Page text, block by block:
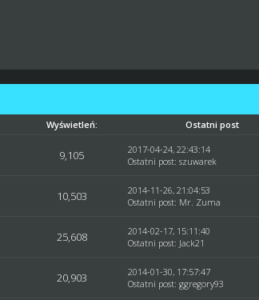
Wyświetleń: Ostatni post
9,105
2017-04-24, 22:43:14
Ostatni post:szuwarek
10,503
2014-11-26, 21:04:53
Ostatni post: Mr. Zuma
25,608
2014-02-17, 15:11:40
Ostatni post: Jack21
20,903
2014-01-30, 17:57:47
Ostatni post:ggregory93